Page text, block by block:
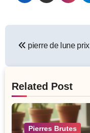
pierre de lune prix
Related Post
Pierres Brutes